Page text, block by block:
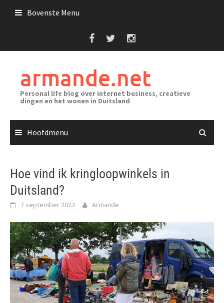
Bovenste Menu
armande.net
Personal life blog over internet business, creatieve
dingen en het wonen in Duitsland
Hoofdmenu
Hoe vind ik kringloopwinkels in
Duitsland?
7 september 2023 Armande